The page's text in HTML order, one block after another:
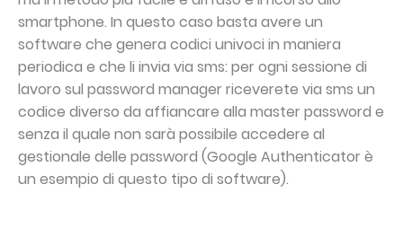
smartphone. In questo caso basta avere un
software che genera codici univoci in maniera
periodica e che li invia via sms: per ogni sessione di
lavoro sul password manager riceverete via sms un
codice diverso da affiancare alla master password e
senza il quale non sarà possibile accedere al
gestionale delle password (Google Authenticator è
un esempio di questo tipo di software).